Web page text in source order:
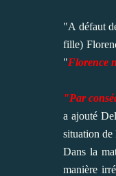
"A défaut
fille)
"Florence
"Par
a ajouté
situation de
Dans la
manière